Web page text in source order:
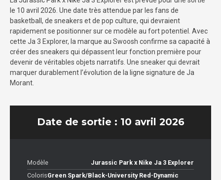
le 10 avril 2026. Une date très attendue par les fans de
basketball, de sneakers et de pop culture, qui devraient
rapidement se positionner sur ce modèle au fort potentiel. Avec
cette Ja 3 Explorer, la marque au Swoosh confirme sa capacité à
créer des sneakers qui dépassent leur fonction première pour
devenir de véritables objets narratifs. Une sneaker qui devrait
marquer durablement l’évolution de la ligne signature de Ja
Morant.
Date de sortie : 10 avril 2026
Modèle
Jurassic Park x Nike Ja 3 Explorer
ColorisGreen Spark/Black-University Red-Dynamic